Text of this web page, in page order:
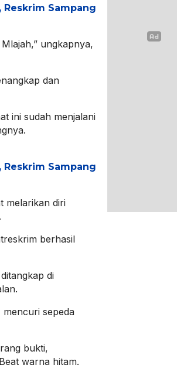
Reskrim Sampang
ungkapnya,
dan
ini sudah menjalani
Reskrim Sampang
melarikan diri
berhasil
di
mencuri sepeda
bukti,
warna hitam.